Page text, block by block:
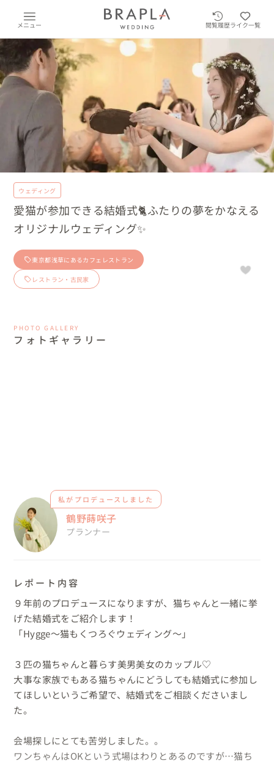
メニュー 閲覧履歴ライク一覧
ウェディング
愛猫が参加できる結婚式🐈ふたりの夢をかなえる
オリジナルウェディング✨
東京都浅草にあるカフェレストラン
レストラン・古民家
PHOTO GALLERY
フォトギャラリー
私がプロデュースしました
鶴野蒔咲子
プランナー
レポート内容
９年前のプロデュースになりますが、猫ちゃんと一緒に挙
げた結婚式をご紹介します！
「Hygge～猫もくつろぐウェディング～」
３匹の猫ちゃんと暮らす美男美女のカップル♡
大事な家族でもある猫ちゃんにどうしても結婚式に参加し
てほしいというご希望で、結婚式をご相談くださいまし
た。
会場探しにとても苦労しました。。
ワンちゃんはOKという式場はわりとあるのですが…猫ち